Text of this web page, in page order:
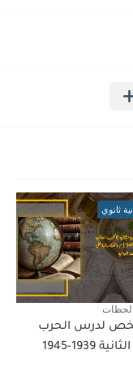
ثانوي
لحظات
لدرس الحرب
1939-1945